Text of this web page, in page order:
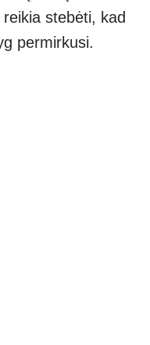
stebėti, kad
permirkusi.